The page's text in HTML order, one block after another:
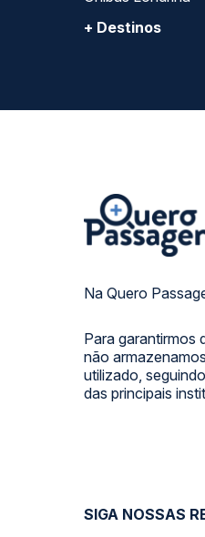
+ Destinos
Na Quero
Para garantirmos
não
utilizado,
das principais
SIGA NOSSAS